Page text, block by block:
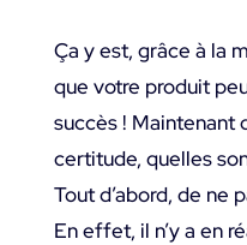
Ça y est, grâce à la
que votre produit
succès ! Maintenant
certitude, quelles
Tout d’abord, de ne
En effet, il n’y a en